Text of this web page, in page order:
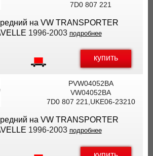
7D0 807 221
на VW TRANSPORTER
1996-2003 подробнее
купить
PVW04052BA
VW04052BA
7D0 807 221,UKE06-23210
на VW TRANSPORTER
1996-2003 подробнее